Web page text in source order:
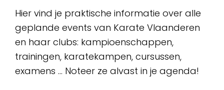
Hier vind je praktische informatie over alle
geplande events van Karate Vlaanderen
en haar clubs: kampioenschappen,
trainingen, karatekampen, cursussen,
examens … Noteer ze alvast in je agenda!